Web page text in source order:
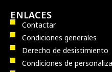
ENLACES
Contactar
Condiciones generales
Derecho de desistimiento
Condiciones de